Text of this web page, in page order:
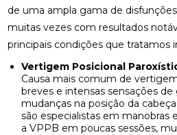
de uma ampla gama de
muitas vezes com resultados
principais condições que tratamos
Vertigem Posicional
Causa mais comum de
breves e intensas sensações
mudanças na posição da
são especialistas em manobras
a VPPB em poucas sessões,